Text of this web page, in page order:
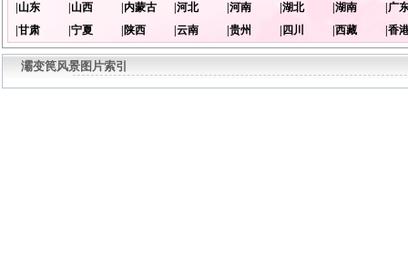
|山东
|山西 |内蒙古 |河北 |河南 |湖北 |湖南
|广
|甘肃
|宁夏 |陕西 |云南 |贵州 |四川 |西藏 |香
灞变笢风景图片索引